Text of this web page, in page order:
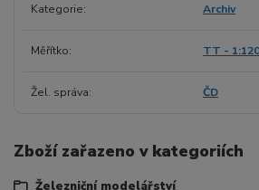
Kategorie Archiv
Měřítko TT - 1:120
Žel. správa ČD
Zboží zařazeno v kategoriích
Železniční modelářství